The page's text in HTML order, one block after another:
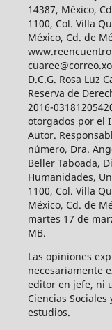
14387, México,
1100, Col. Villa
México, Cd. de
D.C.G. Rosa Luz
Reserva de
2016-
otorgados por el
Autor.
número, Dra.
Beller Taboada,
Humanidades,
1100, Col. Villa
México, Cd. de
martes 17 de
MB.
Las opiniones
necesariamente
editor en jefe, ni
Ciencias
estudios.